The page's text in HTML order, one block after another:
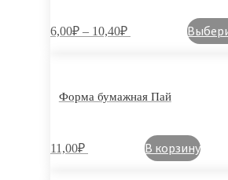
6,00₽ – 10,40₽
Форма бумажная Пай
11,00₽ В корзину